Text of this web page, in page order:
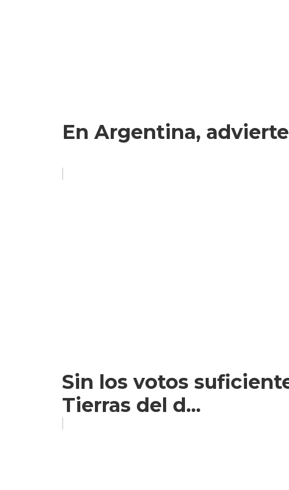
En Argentina,
Sin los votos
Tierras del d...